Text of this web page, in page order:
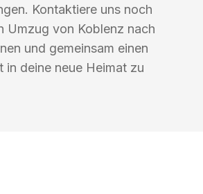
Kontaktiere uns noch
Umzug von Koblenz nach
und gemeinsam einen
in deine neue Heimat zu